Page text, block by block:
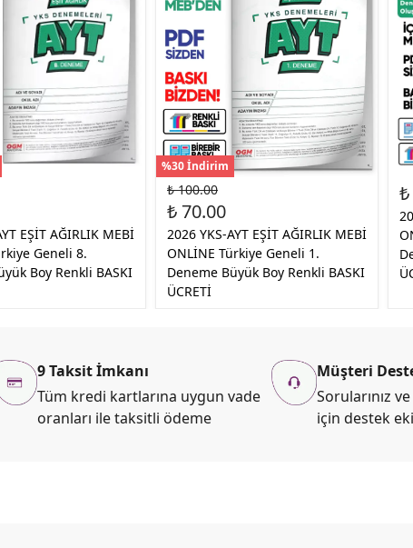
EŞİT AĞIRLIK MEBİ
Geneli 8.
Boy Renkli BASKI
%30 İndirim
₺ 100.00
₺ 70.00
2026 YKS-AYT EŞİT AĞIRLIK MEBİ
ONLİNE Türkiye Geneli 1.
Deneme Büyük Boy Renkli BASKI
ÜCRETİ
9 Taksit İmkanı
Tüm kredi kartlarına uygun vade
oranları ile taksitli ödeme
Müşteri
Sorularınız
için destek